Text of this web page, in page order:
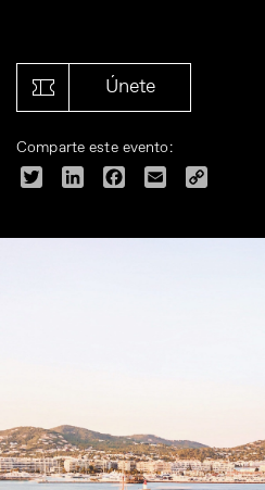
Únete
Comparte este evento:
Twitter LinkedInFacebook
Email